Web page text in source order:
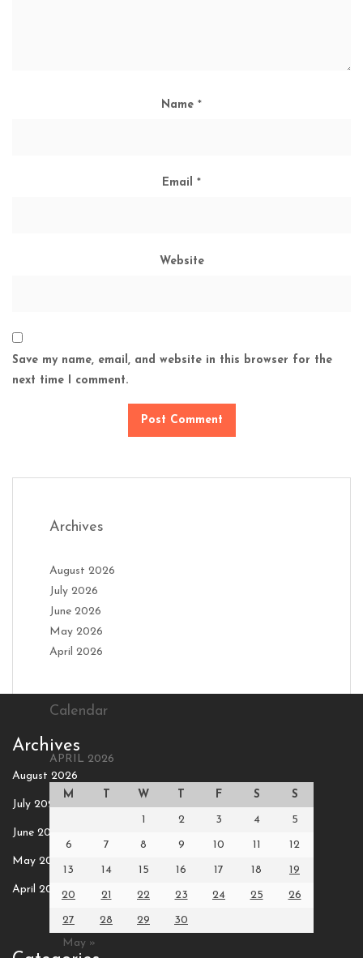
Name *
Email *
Website
Save my name, email, and website in this browser for the
next time I comment.
Archives
August 2026
July 2026
June 2026
May 2026
April 2026
Calendar
APRIL 2026
M T W T F S S
1 2 3 4 5
6 7 8 9 10 11 12
13 14 15 16 17 18 19
20 21 22 23 24 25 26
27 28 29
30
May »
Archives
August 2026
July 2026
June 2026
May 2026
April 2026